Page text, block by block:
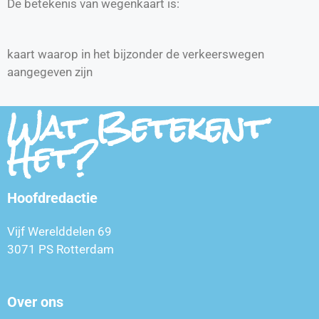
De betekenis van wegenkaart is:
kaart waarop in het bijzonder de verkeerswegen
aangegeven zijn
Wat Betekent
Het?
Hoofdredactie
Vijf Werelddelen 69
3071 PS Rotterdam
Over ons